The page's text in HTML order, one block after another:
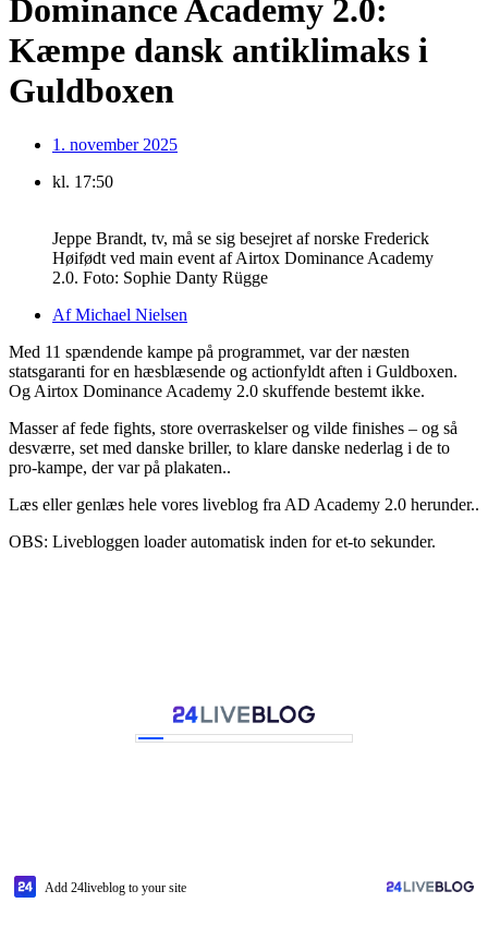
Dominance Academy 2.0:
Kæmpe dansk antiklimaks i
Guldboxen
1. november 2025
kl. 17:50
Jeppe Brandt, tv, må se sig besejret af norske Frederick
Høifødt ved main event af Airtox Dominance Academy
2.0. Foto: Sophie Danty Rügge
AfMichael Nielsen
Med 11 spændende kampe på programmet, var der næsten
statsgaranti for en hæsblæsende og actionfyldt aften i Guldboxen.
Og Airtox Dominance Academy 2.0 skuffende bestemt ikke.
Masser af fede fights, store overraskelser og vilde finishes – og så
desværre, set med danske briller, to klare danske nederlag i de to
pro-kampe, der var på plakaten..
Læs eller genlæs hele vores liveblog fra AD Academy 2.0 herunder..
OBS: Livebloggen loader automatisk inden for et-to sekunder.
Add 24liveblog to your site